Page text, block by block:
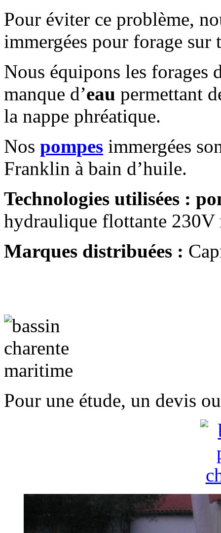
Pour éviter ce problème,
immergées pour forage sur
Nous équipons les forages
manque d’eau permettant
la nappe phréatique.
Nos pompes immergées
Franklin à bain d’huile.
Technologies utilisées :
hydraulique flottante 230V
Marques distribuées :
Pour une étude, un devis